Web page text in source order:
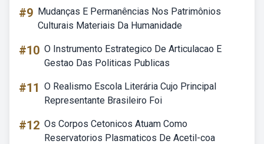
#9 Mudanças E Permanências Nos Patrimônios
Culturais Materiais Da Humanidade
#10 O Instrumento Estrategico De Articulacao E
Gestao Das Politicas Publicas
#11 O Realismo Escola Literária Cujo Principal
Representante Brasileiro Foi
#12 Os Corpos Cetonicos Atuam Como
Reservatorios Plasmaticos De Acetil-coa